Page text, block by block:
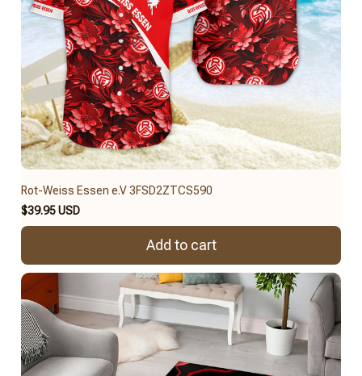
Rot-Weiss Essen e.V 3FSD2ZTCS590
$39.95 USD
Add to cart